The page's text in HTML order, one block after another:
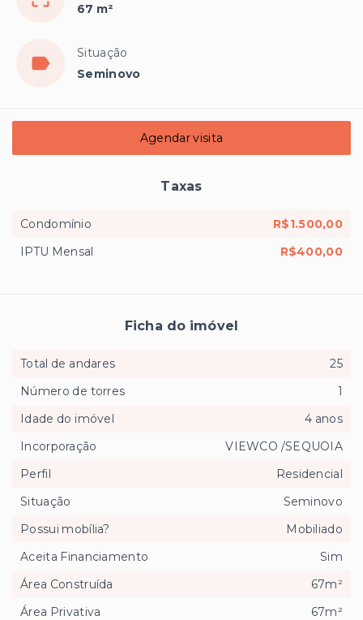
67 m²
Situação
Seminovo
Agendar visita
Taxas
Condomínio
R$1.500,00
IPTU Mensal
R$400,00
Ficha do imóvel
Total de andares
25
Número de torres
1
Idade do imóvel
4 anos
Incorporação
VIEWCO /SEQUOIA
Perfil
Residencial
Situação
Seminovo
Possui mobília?
Mobiliado
Aceita Financiamento
Sim
Área Construída
67m²
Área Privativa
67m²